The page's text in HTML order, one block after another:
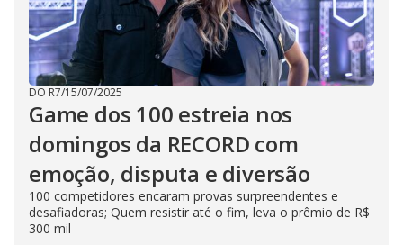
DO R7/15/07/2025
Game dos 100 estreia nos
domingos da RECORD com
emoção, disputa e diversão
100 competidores encaram provas surpreendentes e
desafiadoras; Quem resistir até o fim, leva o prêmio de R$
300 mil